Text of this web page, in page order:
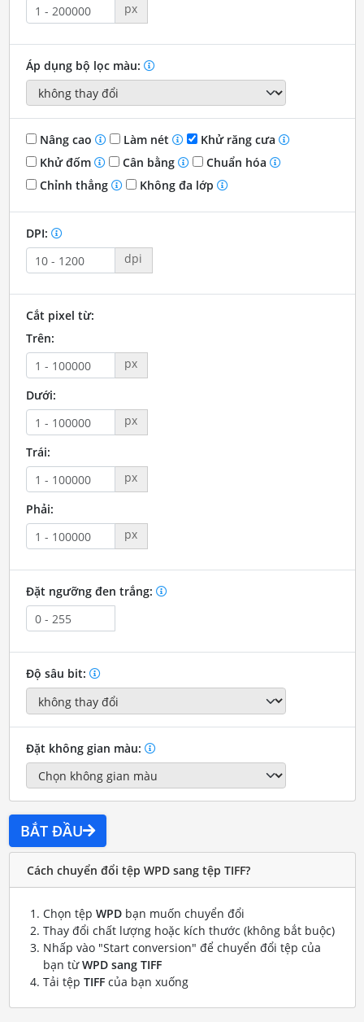
px
Áp dụng bộ lọc màu:
Nâng cao Làm nét
Khử răng cưa
Khử đốm
Cân bằng
Chuẩn hóa
Chỉnh thẳng
Không đa lớp
DPI:
dpi
Cắt pixel từ:
Trên:
px
Dưới:
px
Trái:
px
Phải:
px
Đặt ngưỡng đen trắng:
Độ sâu bit:
Đặt không gian màu:
BẮT ĐẦU
Cách chuyển đổi tệp WPD sang tệp TIFF?
Chọn tệp WPDbạn muốn chuyển đổi
Thay đổi chất lượng hoặc kích thước (không bắt buộc)
Nhấp vào "Start conversion" để chuyển đổi tệp của
bạn từWPD sang TIFF
Tải tệp TIFFcủa bạn xuống